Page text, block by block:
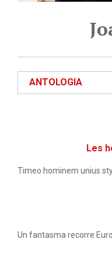
ANTOLOGIA
Les
Timeo hominem unius
Un fantasma recorre